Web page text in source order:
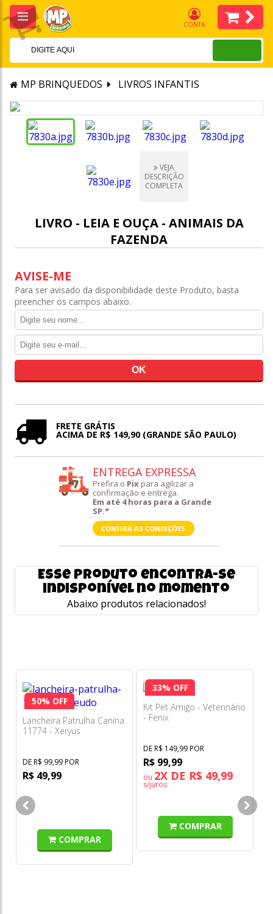
CONTA
MP BRINQUEDOS LIVROS INFANTIS
VEJA
DESCRIÇÃO
COMPLETA
LIVRO - LEIA E OUÇA - ANIMAIS DA
FAZENDA
AVISE-ME
Para ser avisado da disponibilidade deste Produto, basta
preencher os campos abaixo.
FRETE GRÁTIS
ACIMA DE R$ 149,90 (GRANDE SÃO PAULO)
ENTREGA EXPRESSA
Prefira o Pix para agilizar a
confirmação e entrega.
Em até 4 horas para a Grande
SP.*
CONFIRA AS CONDIÇÕES
Esse produto encontra-se
indisponível no momento
Abaixo produtos relacionados!
50% OFF
Lancheira Patrulha Canina
11774 - Xeryus
DE R$ 99,99 POR
R$ 49,99
COMPRAR
33% OFF
Kit Pet Amigo - Veterinário
- Fenix
DE R$ 149,99 POR
R$ 99,99
ou 2X DE R$ 49,99
s/juros
COMPRAR